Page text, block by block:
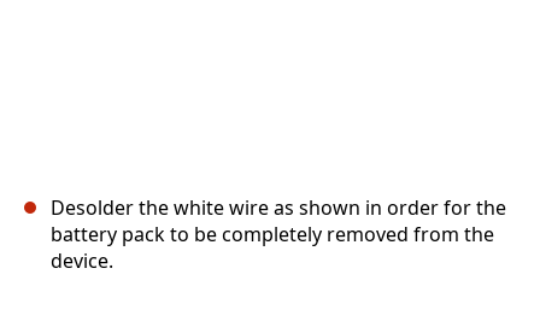
Desolder the white wire as shown in order for the
battery pack to be completely removed from the
device.